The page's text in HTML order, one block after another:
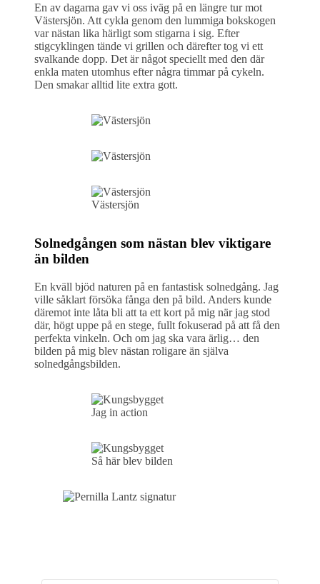
En av dagarna gav vi oss iväg på en längre tur mot
Västersjön. Att cykla genom den lummiga bokskogen
var nästan lika härligt som stigarna i sig. Efter
stigcyklingen tände vi grillen och därefter tog vi ett
svalkande dopp. Det är något speciellt med den där
enkla maten utomhus efter några timmar på cykeln.
Den smakar alltid lite extra gott.
Västersjön
Solnedgången som nästan blev viktigare
än bilden
En kväll bjöd naturen på en fantastisk solnedgång. Jag
ville såklart försöka fånga den på bild. Anders kunde
däremot inte låta bli att ta ett kort på mig när jag stod
där, högt uppe på en stege, fullt fokuserad på att få den
perfekta vinkeln. Och om jag ska vara ärlig… den
bilden på mig blev nästan roligare än själva
solnedgångsbilden.
Jag in action
Så här blev bilden